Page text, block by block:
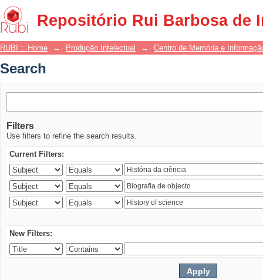
Repositório Rui Barbosa de
Search
RUBI :: Home → Produção Intelectual → Centro de Memória e
Search
Filters
Use filters to refine the search results.
Current Filters:
New Filters: